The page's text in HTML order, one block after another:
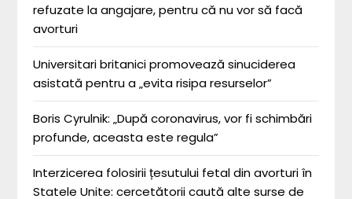
refuzate la angajare, pentru că nu vor să facă
avorturi
Universitari britanici promovează sinuciderea
asistată pentru a „evita risipa resurselor”
Boris Cyrulnik: „După coronavirus, vor fi schimbări
profunde, aceasta este regula”
Interzicerea folosirii țesutului fetal din avorturi în
Statele Unite: cercetătorii caută alte surse de